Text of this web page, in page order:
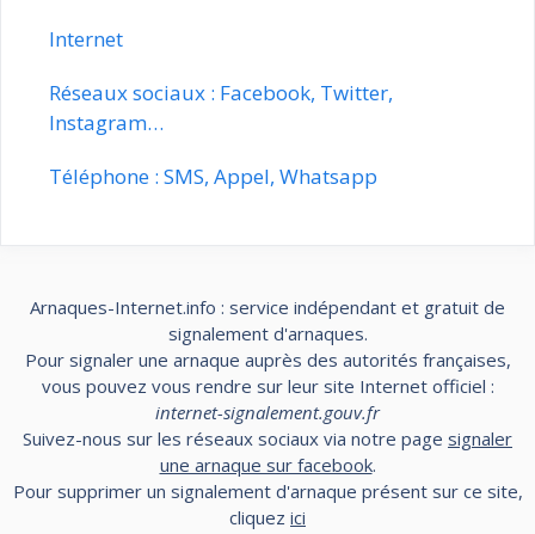
Internet
Réseaux sociaux : Facebook, Twitter,
Instagram…
Téléphone : SMS, Appel, Whatsapp
Arnaques-Internet.info : service indépendant et gratuit de
signalement d'arnaques.
Pour signaler une arnaque auprès des autorités françaises,
vous pouvez vous rendre sur leur site Internet officiel :
internet-signalement.gouv.fr
Suivez-nous sur les réseaux sociaux via notre page signaler
une arnaque sur facebook.
Pour supprimer un signalement d'arnaque présent sur ce site,
cliquez ici